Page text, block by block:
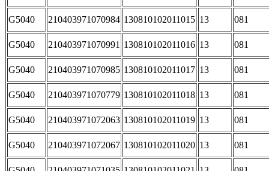
G5040 210403971070984 130810102011015 13 081
G5040 210403971070991 130810102011016 13 081
G5040 210403971070985 130810102011017 13 081
G5040 210403971070779 130810102011018 13 081
G5040 210403971072063 130810102011019 13 081
G5040 210403971072067 130810102011020 13 081